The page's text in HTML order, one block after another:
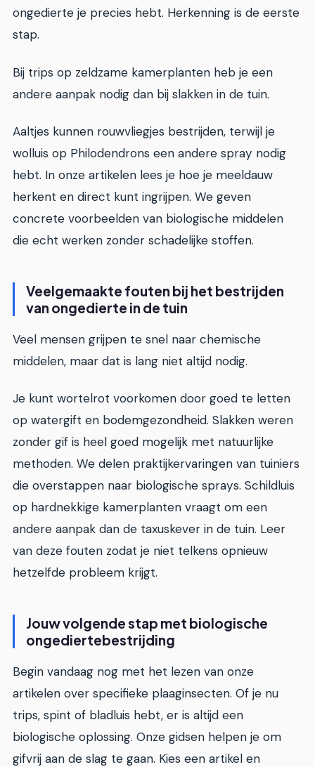
ongedierte je precies hebt. Herkenning is de eerste
stap.
Bij trips op zeldzame kamerplanten heb je een
andere aanpak nodig dan bij slakken in de tuin.
Aaltjes kunnen rouwvliegjes bestrijden, terwijl je
wolluis op Philodendrons een andere spray nodig
hebt. In onze artikelen lees je hoe je meeldauw
herkent en direct kunt ingrijpen. We geven
concrete voorbeelden van biologische middelen
die echt werken zonder schadelijke stoffen.
Veelgemaakte fouten bij het bestrijden
van ongedierte in de tuin
Veel mensen grijpen te snel naar chemische
middelen, maar dat is lang niet altijd nodig.
Je kunt wortelrot voorkomen door goed te letten
op watergift en bodemgezondheid. Slakken weren
zonder gif is heel goed mogelijk met natuurlijke
methoden. We delen praktijkervaringen van tuiniers
die overstappen naar biologische sprays. Schildluis
op hardnekkige kamerplanten vraagt om een
andere aanpak dan de taxuskever in de tuin. Leer
van deze fouten zodat je niet telkens opnieuw
hetzelfde probleem krijgt.
Jouw volgende stap met biologische
ongediertebestrijding
Begin vandaag nog met het lezen van onze
artikelen over specifieke plaaginsecten. Of je nu
trips, spint of bladluis hebt, er is altijd een
biologische oplossing. Onze gidsen helpen je om
gifvrij aan de slag te gaan. Kies een artikel en